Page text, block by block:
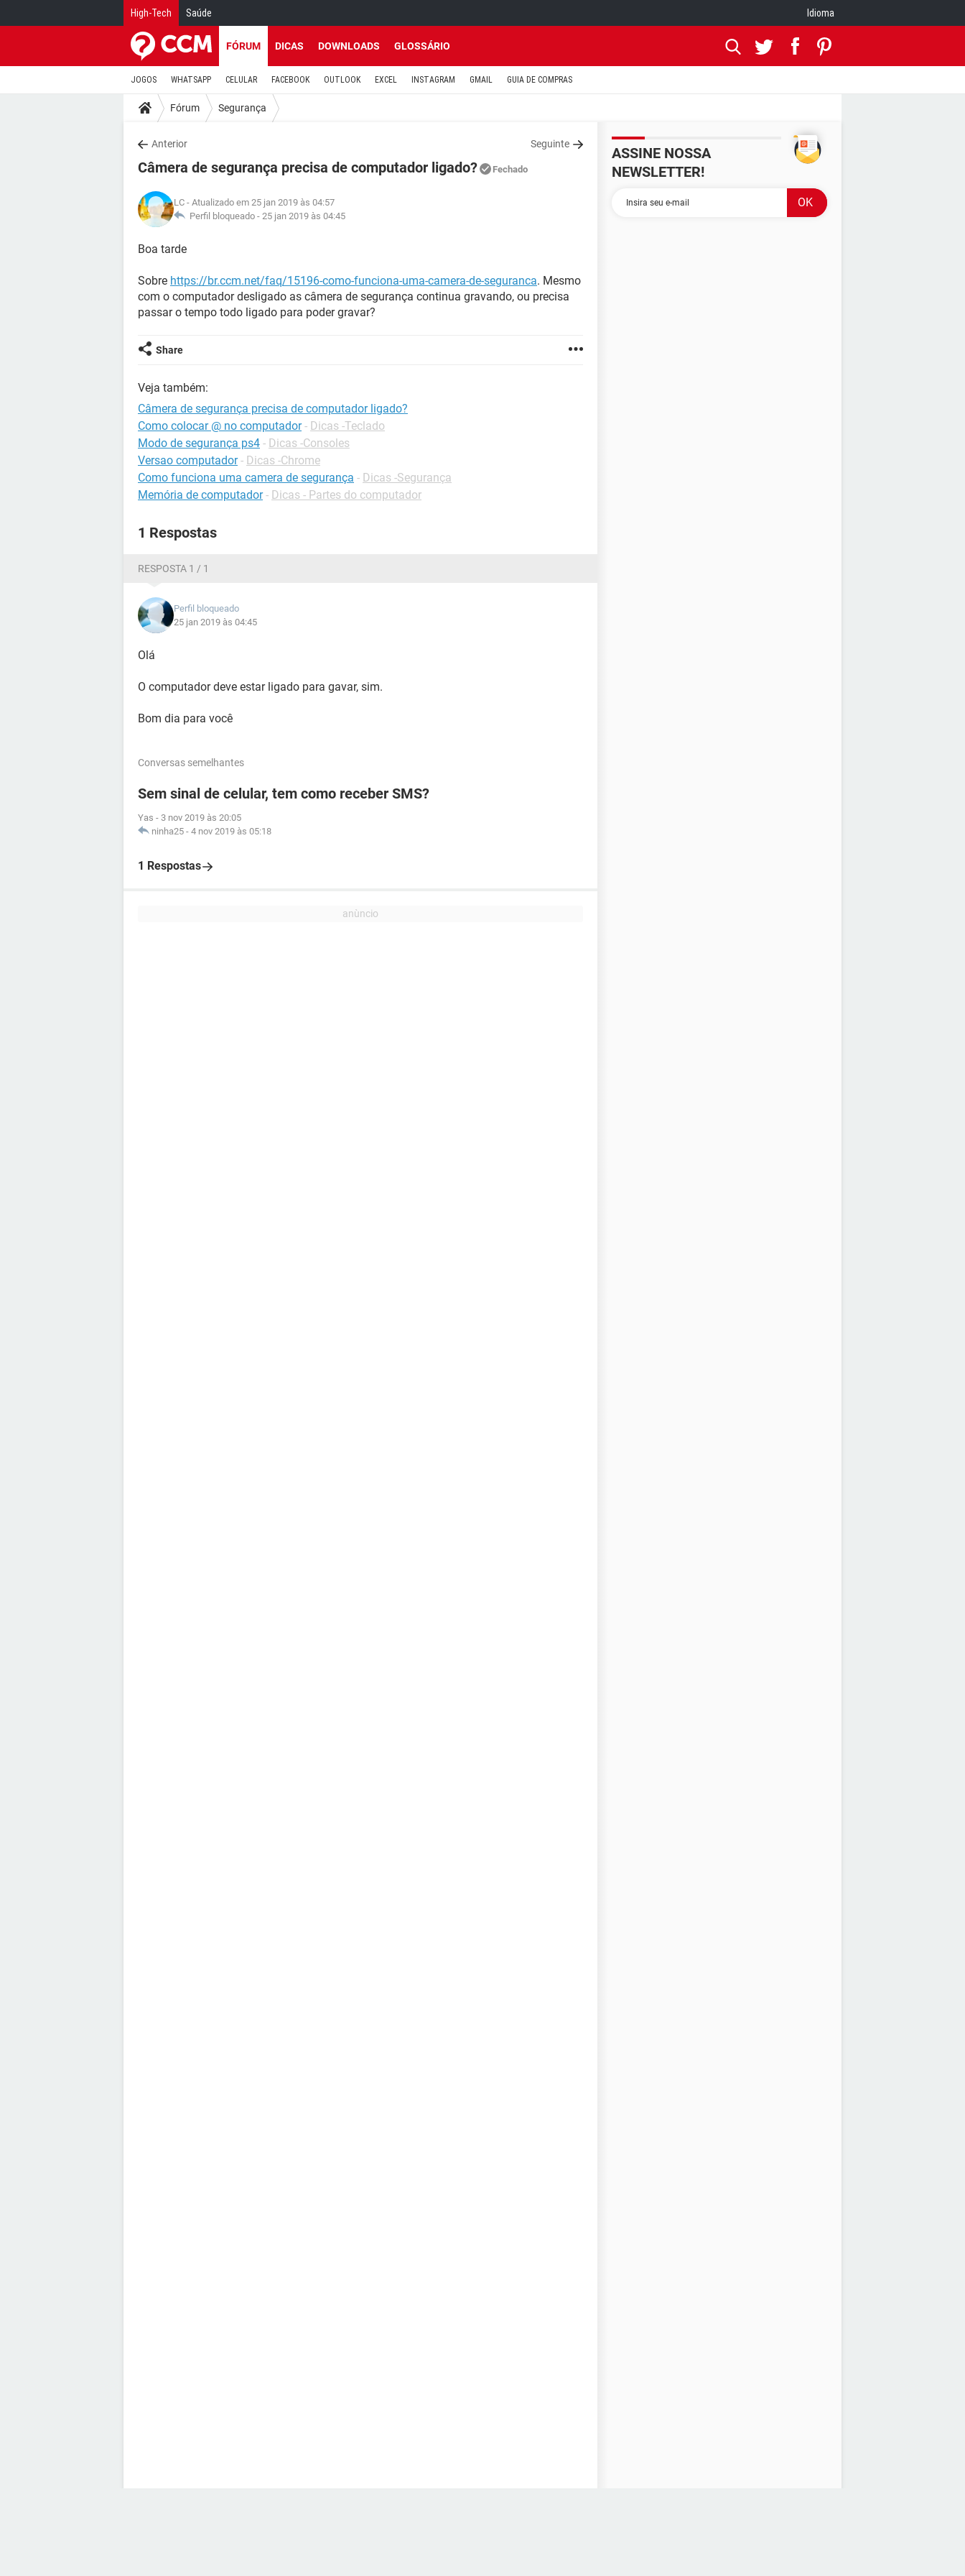
High-Tech Saúde Idioma
FÓRUM DICAS DOWNLOADS GLOSSÁRIO
JOGOS WHATSAPP CELULAR FACEBOOK OUTLOOK EXCEL INSTAGRAM GMAIL GUIA DE COMPRAS
Fórum Segurança
Anterior Seguinte
Câmera de segurança precisa de computador ligado? Fechado
LC - Atualizado em 25 jan 2019 às 04:57
Perfil bloqueado - 25 jan 2019 às 04:45
Boa tarde
Sobre https://br.ccm.net/faq/15196-como-funciona-uma-camera-de-seguranca. Mesmo
com o computador desligado as câmera de segurança continua gravando, ou precisa
passar o tempo todo ligado para poder gravar?
Share
Veja também:
Câmera de segurança precisa de computador ligado?
Como colocar @ no computador - Dicas -Teclado
Modo de segurança ps4 - Dicas -Consoles
Versao computador - Dicas -Chrome
Como funciona uma camera de segurança - Dicas -Segurança
Memória de computador - Dicas - Partes do computador
1 Respostas
RESPOSTA 1 / 1
Perfil bloqueado
25 jan 2019 às 04:45
Olá
O computador deve estar ligado para gavar, sim.
Bom dia para você
Conversas semelhantes
Sem sinal de celular, tem como receber SMS?
Yas - 3 nov 2019 às 20:05
ninha25 - 4 nov 2019 às 05:18
1 Respostas
ASSINE NOSSA
NEWSLETTER!